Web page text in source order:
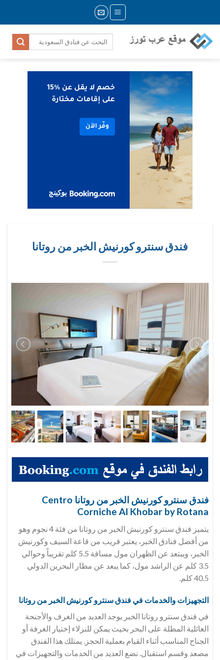
content
فندق سنترو كورنيش الخبر من روتانا
فندق سنترو كورنيش الخبر من روتانا Centro
Corniche Al Khobar by Rotana
يتميز فندق سنترو كورنيش الخبر من روتانا من فئة 4 نجوم وهو
من أفضل فنادق الخبر، يعتبر قريب من قاعة السيف وكورنيش
الخبر، ويبتعد عن الظهران مول مسافة 5.5 كلم تقريباً وحوالي
3.5 كلم عن الراشد مول، كما يبعد عن مطار البحرين الدولي
40.5 كلم.
التجهيزات والخدمات في فندق سنترو كورنيش الخبر من روتانا
في فندق سنترو روتانا الخبر يوجد العديد من الغرف والأجنحة
العائلية المطلة على البحر بحيث يمكن للنزلاء إختيار الغرفة أو
الجناح المناسب أثناء القيام بعملية الحجز. يمتلك هذا الفندق
مصعد وقسم استقبال. نضع العديد من الخدمات والتجهيزات في